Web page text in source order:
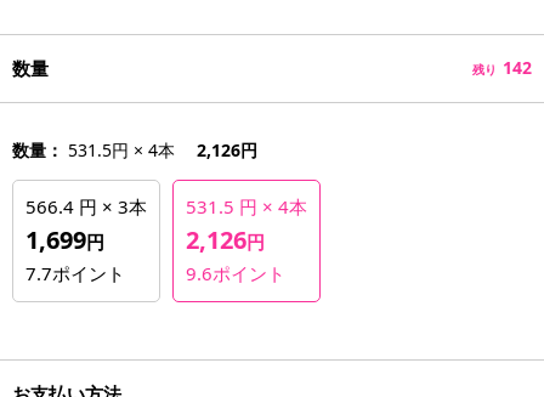
数量 残り 142
数量： 531.5円 × 4本 2,126円
566.4 円 × 3本
1,699円
7.7ポイント
531.5 円 × 4本
2,126円
9.6ポイント